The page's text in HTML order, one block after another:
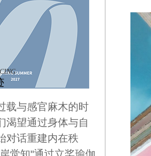
载与感官麻木的时
渴望通过身体与自
对话重建内在秩